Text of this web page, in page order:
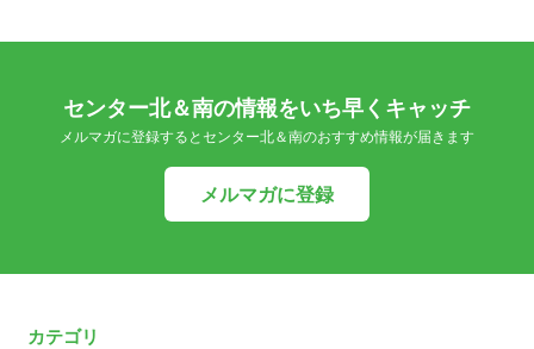
センター北＆南の情報をいち早くキャッチ
メルマガに登録するとセンター北＆南のおすすめ情報が届きます
メルマガに登録
カテゴリ